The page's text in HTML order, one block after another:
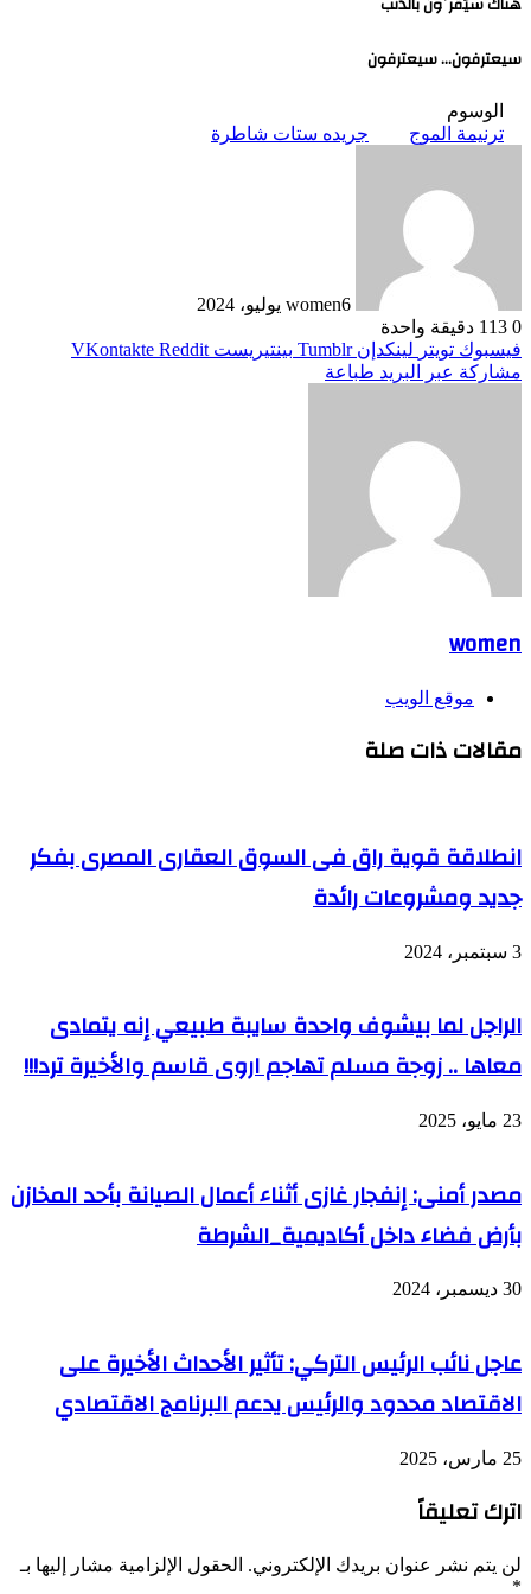
سيعترفون… سيعترفون
الوسوم
ترنيمة الموج
جريده ستات شاطرة
women6 يوليو، 2024
0
دقيقة واحدة
فيسبوك تويتر لينكدإن بينتيريست
مشاركة عبر البريد طباعة
women
موقع الويب
مقالات ذات صلة
انطلاقة قوية راق فى السوق العقارى المصرى بفكر
جديد ومشروعات رائدة
3 سبتمبر، 2024
الراجل لما بيشوف واحدة سايبة طبيعي إنه يتمادى
معاها .. زوجة مسلم تهاجم اروى قاسم والأخيرة ترد!!!
23 مايو، 2025
مصدر أمنى: إنفجار غازى أثناء أعمال الصيانة بأحد المخازن
بأرض فضاء داخل أكاديمية_الشرطة
30 ديسمبر، 2024
عاجل نائب الرئيس التركي: تأثير الأحداث الأخيرة على
الاقتصاد محدود والرئيس يدعم البرنامج الاقتصادي
25 مارس، 2025
اترك تعليقاً
لن يتم نشر عنوان بريدك الإلكتروني. الحقول الإلزامية مشار إليها بـ
*